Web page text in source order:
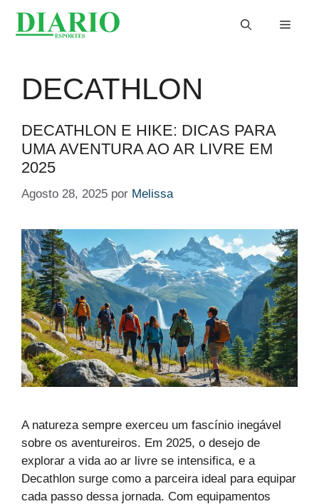
Menu
DECATHLON
DECATHLON E HIKE: DICAS PARA
UMA AVENTURA AO AR LIVRE EM
2025
Agosto 28, 2025 por Melissa
A natureza sempre exerceu um fascínio inegável
sobre os aventureiros. Em 2025, o desejo de
explorar a vida ao ar livre se intensifica, e a
Decathlon surge como a parceira ideal para equipar
cada passo dessa jornada. Com equipamentos